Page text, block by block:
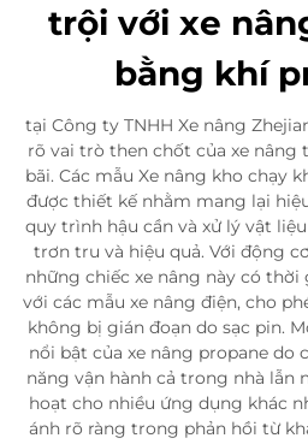
trội với xe
bằng khí
tại Công ty TNHH Xe nâng
rõ vai trò then chốt của xe nâng
bãi. Các mẫu Xe nâng kho chạy
được thiết kế nhằm mang lại
quy trình hậu cần và xử lý vật
trơn tru và hiệu quả. Với động
những chiếc xe nâng này có thời
với các mẫu xe nâng điện, cho
không bị gián đoạn do sạc pin.
nổi bật của xe nâng propane do
năng vận hành cả trong nhà lẫn
hoạt cho nhiều ứng dụng khác
ánh rõ ràng trong phản hồi từ